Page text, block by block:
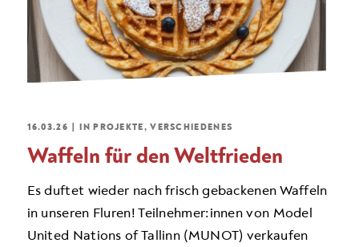
16.03.26 IN PROJEKTE,VERSCHIEDENES
Waffeln für den Weltfrieden
Es duftet wieder nach frisch gebackenen Waffeln
in unseren Fluren! Teilnehmer:innen von Model
United Nations of Tallinn (MUNOT) verkaufen